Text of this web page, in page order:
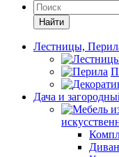
Найти
Лестницы,
Дача и